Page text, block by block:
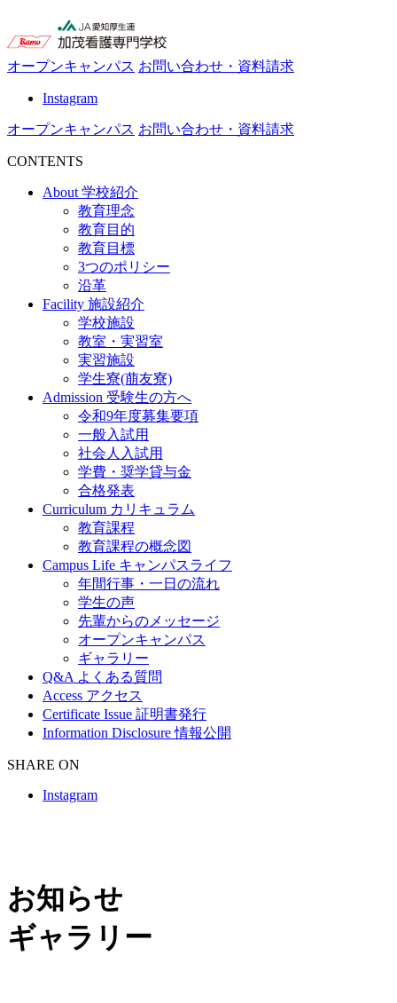
オープンキャンパス お問い合わせ・資料請求
Instagram
オープンキャンパス お問い合わせ・資料請求
CONTENTS
About 学校紹介
教育理念
教育目的
教育目標
3つのポリシー
沿革
Facility 施設紹介
学校施設
教室・実習室
実習施設
学生寮(萠友寮)
Admission 受験生の方へ
令和9年度募集要項
一般入試用
社会人入試用
学費・奨学貸与金
合格発表
Curriculum カリキュラム
教育課程
教育課程の概念図
Campus Life キャンパスライフ
年間行事・一日の流れ
学生の声
先輩からのメッセージ
オープンキャンパス
ギャラリー
Q&A よくある質問
Access アクセス
Certificate Issue 証明書発行
Information Disclosure 情報公開
SHARE ON
Instagram
お知らせ
ギャラリー